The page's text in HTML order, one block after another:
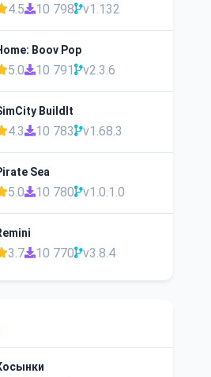
4.5 10 798 v1.132
Boov Pop
5.0 10 791 v2.3.6
BuildIt
4.3 10 783 v1.68.3
Sea
5.0 10 780 v1.0.1.0
3.7 10 770 v3.8.4